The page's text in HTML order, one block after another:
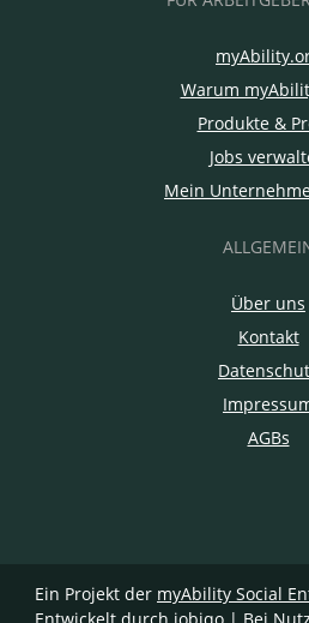
Warum
Produkte &
Jobs
Mein
Über uns
Kontakt
AGBs
Ein Projekt der myAbility Social